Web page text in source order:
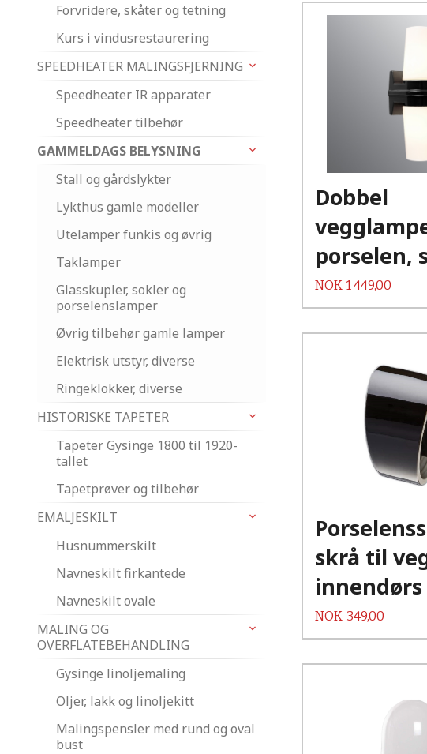
Forvridere, skåter og tetning
Kurs i vindusrestaurering
SPEEDHEATER MALINGSFJERNING
Speedheater IR apparater
Speedheater tilbehør
GAMMELDAGS BELYSNING
Stall og gårdslykter
Lykthus gamle modeller
Utelamper funkis og øvrig
Taklamper
Glasskupler, sokler og
porselenslamper
Øvrig tilbehør gamle lamper
Elektrisk utstyr, diverse
Ringeklokker, diverse
HISTORISKE TAPETER
Tapeter Gysinge 1800 til 1920-
tallet
Tapetprøver og tilbehør
EMALJESKILT
Husnummerskilt
Navneskilt firkantede
Navneskilt ovale
MALING OG
OVERFLATEBEHANDLING
Gysinge linoljemaling
Oljer, lakk og linoljekitt
Malingspensler med rund og oval
bust
Dobbel
porselen,
Pris
NOK 1 449,00
skrå til
Pris
NOK 349,00
Les